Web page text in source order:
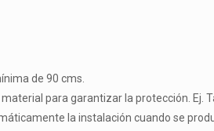
de 90 cms.
para garantizar la protección. Ej.
la instalación cuando se